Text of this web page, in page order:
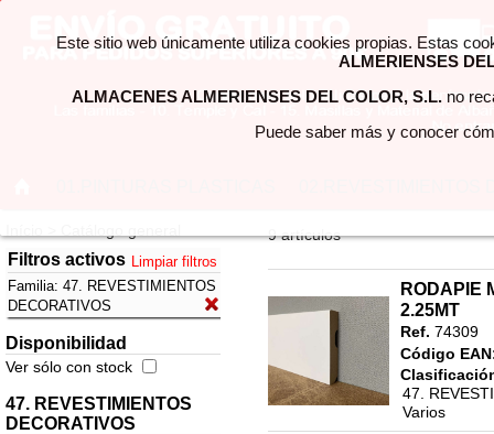
Filtros activos Limpiar filtros
Familia: 47. REVESTIMIENTOS
DECORATIVOS
Disponibilidad
Ver sólo con stock
47. REVESTIMIENTOS
DECORATIVOS
9 artículos
RODAPIE
2.25MT
Ref. 74309
Código
47.
Varios
Este sitio web únicamente utiliza cookies propias. Estas
ALMERIENSES
ALMACENES ALMERIENSES DEL COLOR, S.L.no
Puede saber más y conocer